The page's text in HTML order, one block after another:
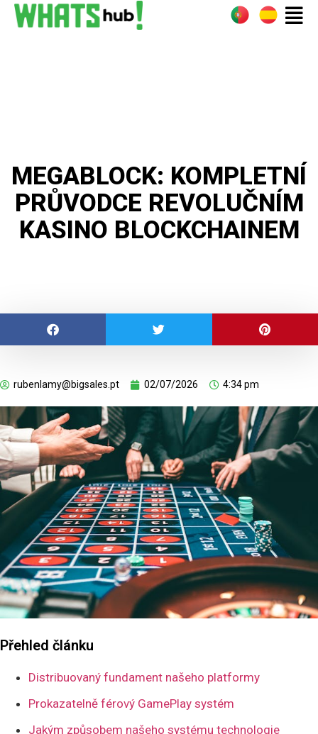
MEGABLOCK: KOMPLETNÍ
PRŮVODCE REVOLUČNÍM
KASINO BLOCKCHAINEM
rubenlamy@bigsales.pt 02/07/2026 4:34 pm
Přehled článku
Distribuovaný fundament našeho platformy
Prokazatelně férový GamePlay systém
Jakým způsobem našeho systému technologie